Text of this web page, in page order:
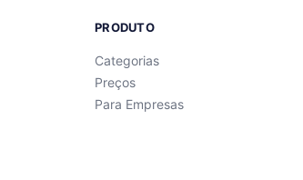
PRODUTO
Categorias
Preços
Para Empresas